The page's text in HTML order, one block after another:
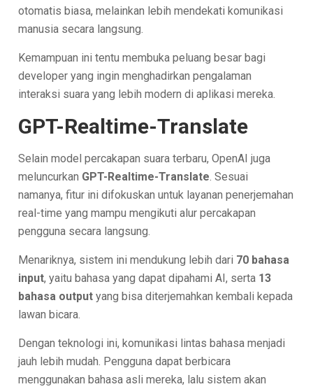
otomatis biasa, melainkan lebih mendekati komunikasi
manusia secara langsung.
Kemampuan ini tentu membuka peluang besar bagi
developer yang ingin menghadirkan pengalaman
interaksi suara yang lebih modern di aplikasi mereka.
GPT-Realtime-Translate
Selain model percakapan suara terbaru, OpenAI juga
meluncurkan GPT-Realtime-Translate . Sesuai
namanya, fitur ini difokuskan untuk layanan penerjemahan
real-time yang mampu mengikuti alur percakapan
pengguna secara langsung.
Menariknya, sistem ini mendukung lebih dari 70 bahasa
input, yaitu bahasa yang dapat dipahami AI, serta 13
bahasa output yang bisa diterjemahkan kembali kepada
lawan bicara.
Dengan teknologi ini, komunikasi lintas bahasa menjadi
jauh lebih mudah. Pengguna dapat berbicara
menggunakan bahasa asli mereka, lalu sistem akan